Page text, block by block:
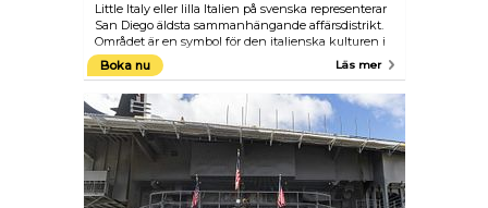
Little Italy eller lilla Italien på svenska representerar
San Diego äldsta sammanhängande affärsdistrikt.
Området är en symbol för den italienska kulturen i
USA och i San Diego, med italienska familjer som
bor i distriktet sedan 1920-talet. För närvarande har
distriktet 6000 italiensk-amerikanska invånare.
Boka nu Läs mer